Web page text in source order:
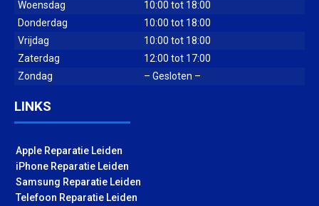
Woensdag
10:00 tot 18:00
Donderdag
10:00 tot 18:00
Vrijdag
10:00 tot 18:00
Zaterdag
12:00 tot 17:00
Zondag
– Gesloten –
LINKS
Apple Reparatie Leiden
iPhone Reparatie Leiden
Samsung Reparatie Leiden
Telefoon Reparatie Leiden